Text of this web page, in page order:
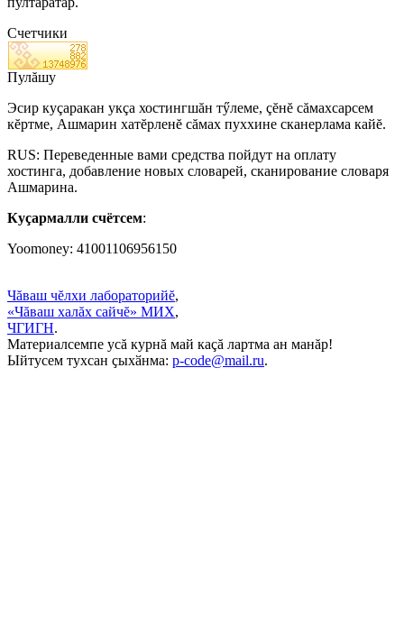
Счетчики
Пулăшу
Эсир куçаракан укçа хостингшăн тӳлеме, çĕнĕ сăмахсарсем
кĕртме, Ашмарин хатĕрленĕ сăмах пуххине сканерлама кайĕ.
RUS: Переведенные вами средства пойдут на оплату
хостинга, добавление новых словарей, сканирование словаря
Ашмарина.
Куçармалли счётсем:
Yoomoney: 41001106956150
Чăваш чĕлхи лабораторийĕ,
«Чăваш халăх сайчĕ» МИХ,
ЧГИГН.
Материалсемпе усă курнă май каçă лартма ан манăр!
Ыйтусем тухсан ҫыхӑнма: p-code@mail.ru.